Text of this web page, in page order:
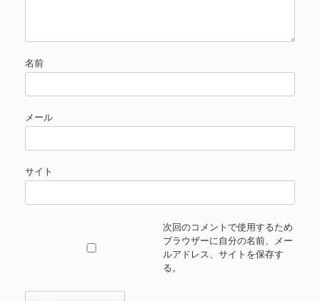
名前
メール
サイト
次回のコメントで使用するため
ブラウザーに自分の名前、メー
ルアドレス、サイトを保存す
る。